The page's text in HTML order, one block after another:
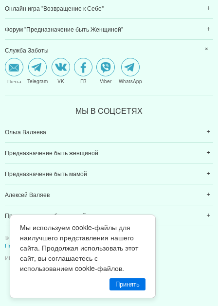
Онлайн игра "Возвращение к Себе"
Форум "Предназначение быть Женщиной"
Служба Заботы
Почта Telegram VK FB Viber WhatsApp
МЫ В CОЦCЕТЯХ
Ольга Валяева
Предназначение быть женщиной
Предназначение быть мамой
Алексей Валяев
Предназначение быть папой
© 2011-2026 Предназначение быть Женщиной
Политика конфиденциальности
ИП Валяев А. В. | ИНН 380111808709
Мы используем cookie-файлы для
наилучшего представления нашего
сайта. Продолжая использовать этот
сайт, вы соглашаетесь с
использованием cookie-файлов.
Принять